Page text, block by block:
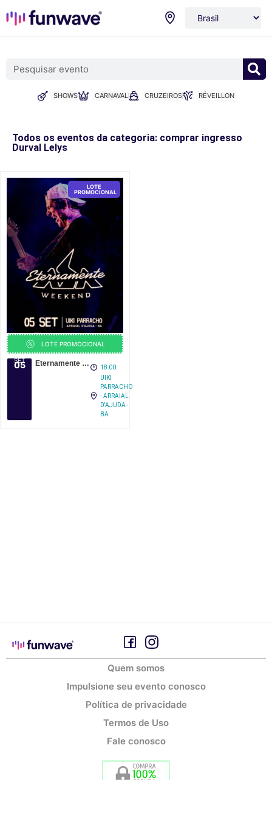
SHOWS CARNAVAL CRUZEIROS RÉVEILLON
Todos os eventos da categoria: comprar ingresso
Durval Lelys
LOTE
PROMOCIONAL
LOTE PROMOCIONAL
05
SET Eternamente Asa Weekend – UIKI Parracho
18:00
UIKI
PARRACHO
- ARRAIAL
D'AJUDA -
BA
Quem somos
Impulsione seu evento conosco
Política de privacidade
Termos de Uso
Fale conosco